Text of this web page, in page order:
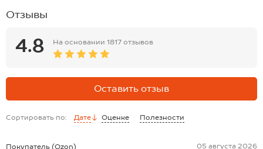
Отзывы
4.8 На основании 1817 отзывов
Оставить отзыв
Сортировать по: Дате Оценке Полезности
Покупатель (Ozon) 05 августа 2026